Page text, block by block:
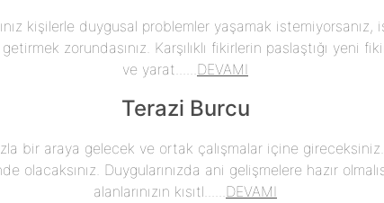
kişilerle duygusal problemler yaşamak istemiyorsanız,
zorundasınız. Karşılıklı fikirlerin paslaştığı yeni
ve yarat...... DEVAMI
Terazi Burcu
bir araya gelecek ve ortak çalışmalar içine
olacaksınız. Duygularınızda ani gelişmelere hazır
alanlarınızın kısıtl...... DEVAMI